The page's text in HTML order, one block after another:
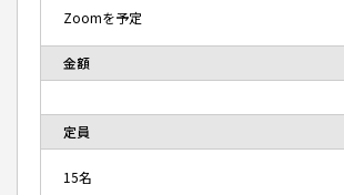
Zoomを予定
金額
定員
15名